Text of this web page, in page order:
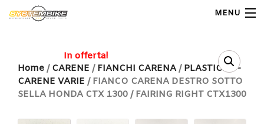
MENU
Home
Home / CARENE / FIANCHI CARENA / PLASTICHE -
CARENE VARIE / FIANCO CARENA DESTRO SOTTO
SELLA HONDA CTX 1300 / FAIRING RIGHT CTX1300
In offerta!